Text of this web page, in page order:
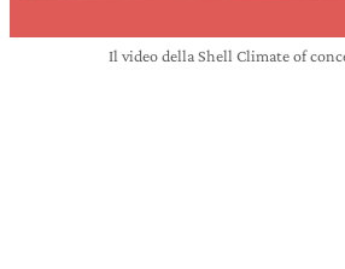
Il video della Shell Climate of